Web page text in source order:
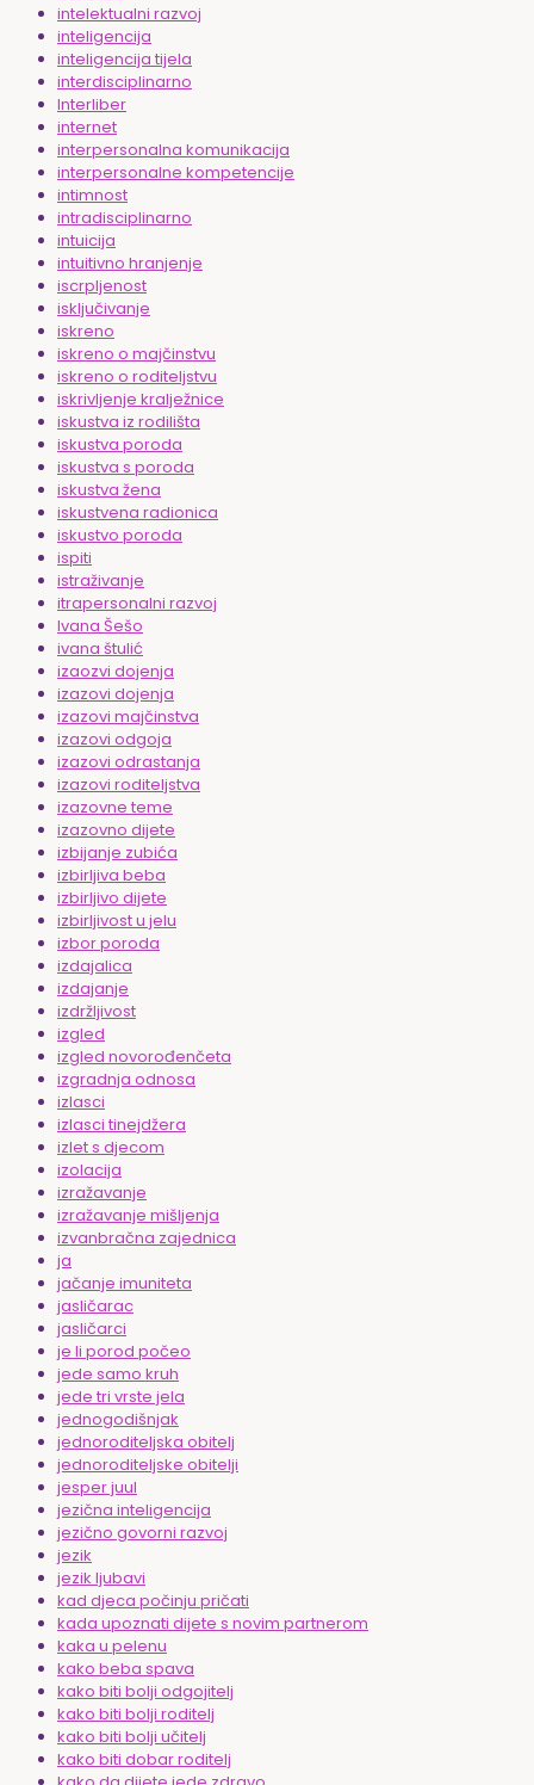
intelektualni razvoj
inteligencija
inteligencija tijela
interdisciplinarno
Interliber
internet
interpersonalna komunikacija
interpersonalne kompetencije
intimnost
intradisciplinarno
intuicija
intuitivno hranjenje
iscrpljenost
isključivanje
iskreno
iskreno o majčinstvu
iskreno o roditeljstvu
iskrivljenje kralježnice
iskustva iz rodilišta
iskustva poroda
iskustva s poroda
iskustva žena
iskustvena radionica
iskustvo poroda
ispiti
istraživanje
itrapersonalni razvoj
Ivana Šešo
ivana štulić
izaozvi dojenja
izazovi dojenja
izazovi majčinstva
izazovi odgoja
izazovi odrastanja
izazovi roditeljstva
izazovne teme
izazovno dijete
izbijanje zubića
izbirljiva beba
izbirljivo dijete
izbirljivost u jelu
izbor poroda
izdajalica
izdajanje
izdržljivost
izgled
izgled novorođenčeta
izgradnja odnosa
izlasci
izlasci tinejdžera
izlet s djecom
izolacija
izražavanje
izražavanje mišljenja
izvanbračna zajednica
ja
jačanje imuniteta
jasličarac
jasličarci
je li porod počeo
jede samo kruh
jede tri vrste jela
jednogodišnjak
jednoroditeljska obitelj
jednoroditeljske obitelji
jesper juul
jezična inteligencija
jezično govorni razvoj
jezik
jezik ljubavi
kad djeca počinju pričati
kada upoznati dijete s novim partnerom
kaka u pelenu
kako beba spava
kako biti bolji odgojitelj
kako biti bolji roditelj
kako biti bolji učitelj
kako biti dobar roditelj